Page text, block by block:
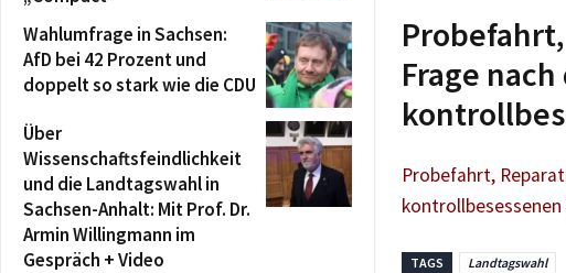
Frage
Probefahrt,
kontrollbesessenen
TAGS Landtagswahl
Wahlumfrage in Sachsen:
AfD bei 42 Prozent und
doppelt so stark wie die CDU
Über
Wissenschaftsfeindlichkeit
und die Landtagswahl in
Sachsen-Anhalt: Mit Prof. Dr.
Armin Willingmann im
Gespräch + Video